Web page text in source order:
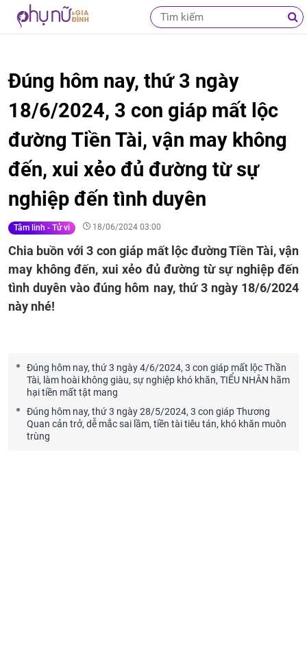
Đúng hôm nay, thứ 3 ngày
18/6/2024, 3 con giáp mất lộc
đường Tiền Tài, vận may không
đến, xui xẻo đủ đường từ sự
nghiệp đến tình duyên
Tâm linh - Tử vi 18/06/2024 03:00
Chia buồn với 3 con giáp mất lộc đường Tiền Tài, vận
may không đến, xui xẻo đủ đường từ sự nghiệp đến
tình duyên vào đúng hôm nay, thứ 3 ngày 18/6/2024
này nhé!
Đúng hôm nay, thứ 3 ngày 4/6/2024, 3 con giáp mất lộc Thần
Tài, làm hoài không giàu, sự nghiệp khó khăn, TIỂU NHÂN hãm
hại tiền mất tật mang
Đúng hôm nay, thứ 3 ngày 28/5/2024, 3 con giáp Thương
Quan cản trở, dễ mắc sai lầm, tiền tài tiêu tán, khó khăn muôn
trùng